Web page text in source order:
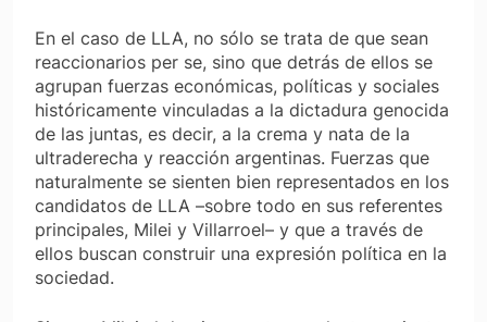
En el caso de LLA, no sólo se trata de que sean
reaccionarios per se, sino que detrás de ellos se
agrupan fuerzas económicas, políticas y sociales
históricamente vinculadas a la dictadura genocida
de las juntas, es decir, a la crema y nata de la
ultraderecha y reacción argentinas. Fuerzas que
naturalmente se sienten bien representados en los
candidatos de LLA –sobre todo en sus referentes
principales, Milei y Villarroel– y que a través de
ellos buscan construir una expresión política en la
sociedad.